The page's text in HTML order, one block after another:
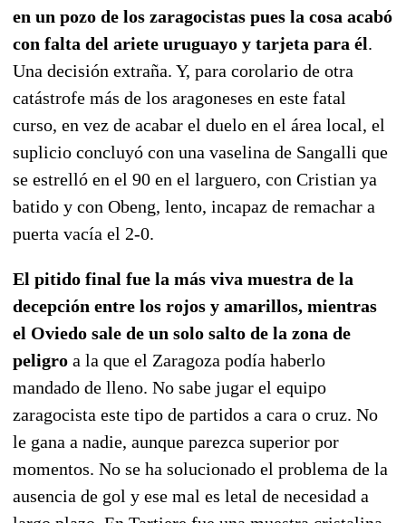
en un pozo de los zaragocistas pues la cosa acabó
con falta del ariete uruguayo y tarjeta para él.
Una decisión extraña. Y, para corolario de otra
catástrofe más de los aragoneses en este fatal
curso, en vez de acabar el duelo en el área local, el
suplicio concluyó con una vaselina de Sangalli que
se estrelló en el 90 en el larguero, con Cristian ya
batido y con Obeng, lento, incapaz de remachar a
puerta vacía el 2-0.
El pitido final fue la más viva muestra de la
decepción entre los rojos y amarillos, mientras
el Oviedo sale de un solo salto de la zona de
peligro a la que el Zaragoza podía haberlo
mandado de lleno. No sabe jugar el equipo
zaragocista este tipo de partidos a cara o cruz. No
le gana a nadie, aunque parezca superior por
momentos. No se ha solucionado el problema de la
ausencia de gol y ese mal es letal de necesidad a